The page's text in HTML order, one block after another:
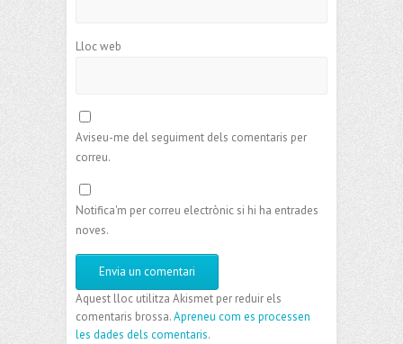
Lloc web
Aviseu-me del seguiment dels comentaris per
correu.
Notifica'm per correu electrònic si hi ha entrades
noves.
Aquest lloc utilitza Akismet per reduir els
comentaris brossa.Apreneu com es processen
les dades dels comentaris.